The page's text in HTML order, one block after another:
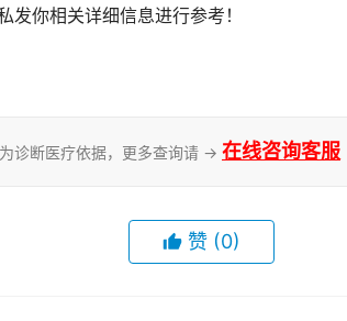
发你相关详细信息进行参考！
诊断医疗依据，更多查询请 → 在线咨询客服
赞 (0)